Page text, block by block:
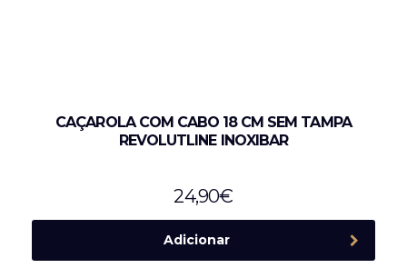
CAÇAROLA COM CABO 18 CM SEM TAMPA
REVOLUTLINE INOXIBAR
24,90€
Adicionar